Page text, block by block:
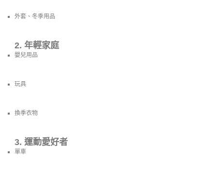
外套、冬季用品
2. 年輕家庭
嬰兒用品
玩具
換季衣物
3. 運動愛好者
單車